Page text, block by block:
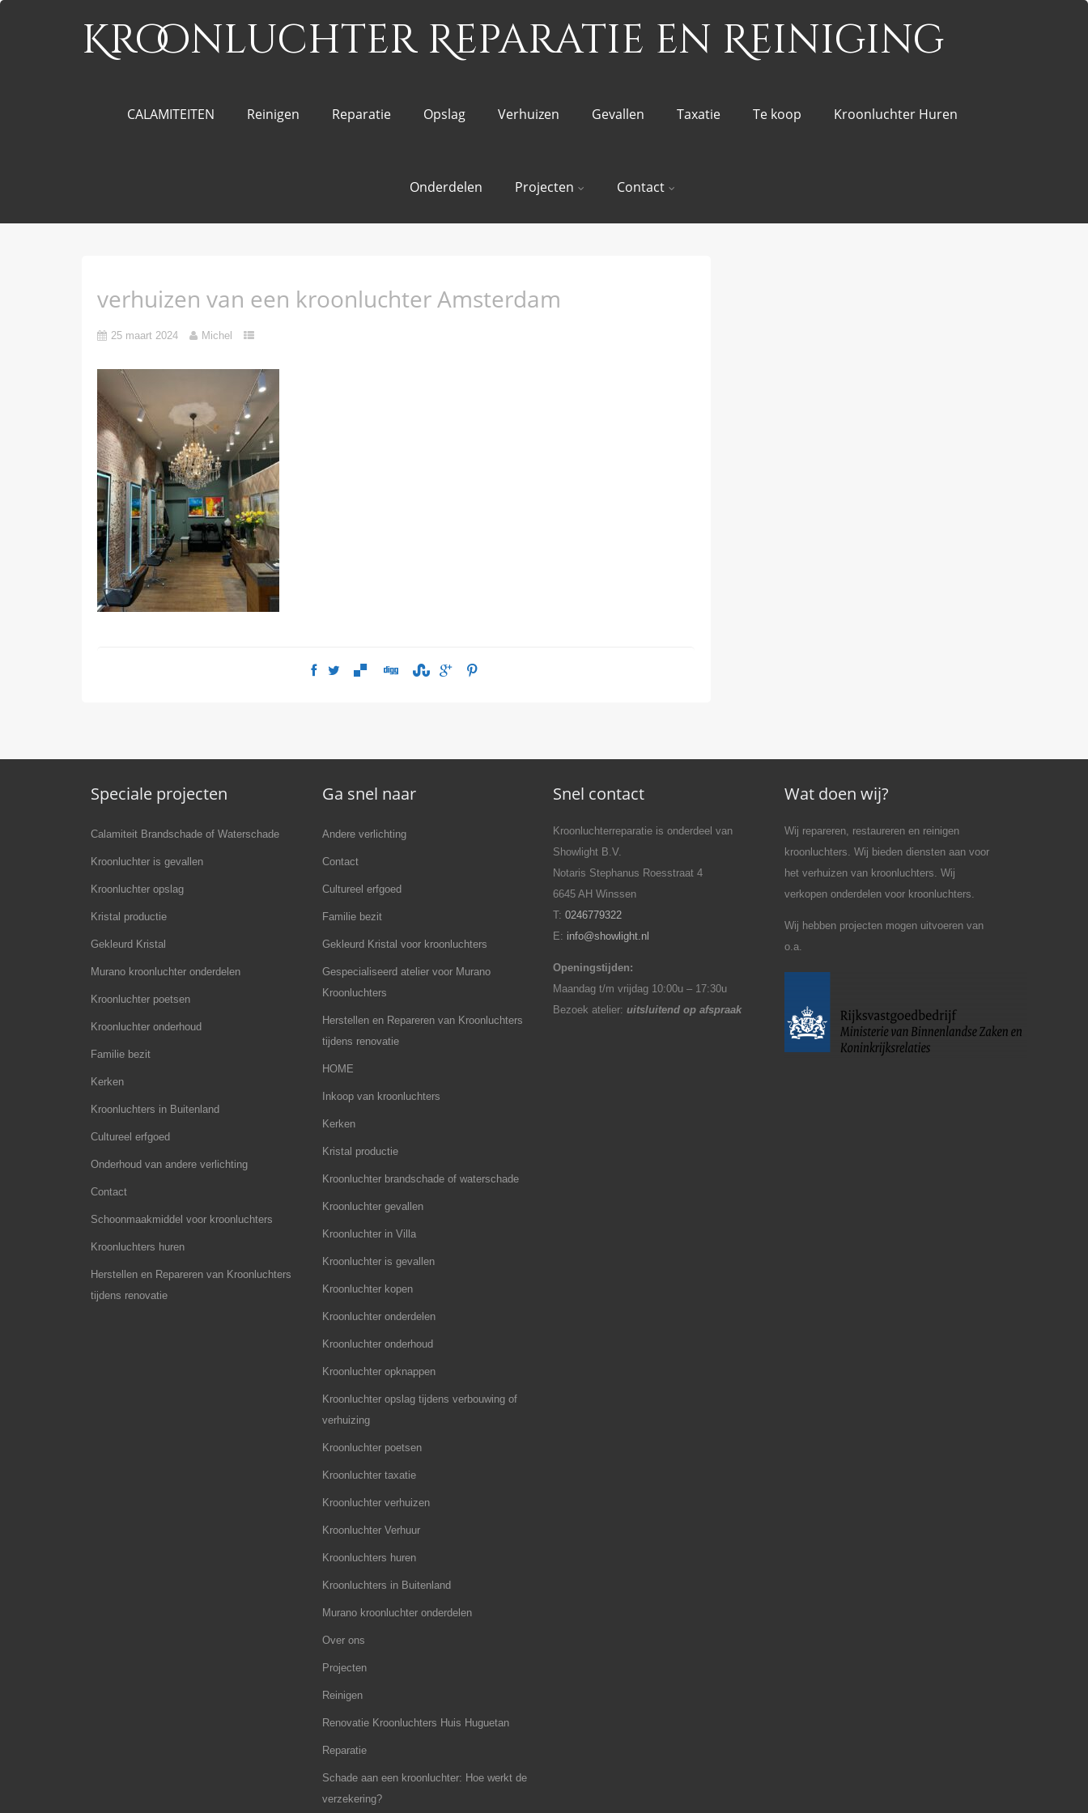
Kroonluchter Reparatie en Reiniging
CALAMITEITEN Reinigen Reparatie Opslag Verhuizen Gevallen Taxatie Te koop Kroonluchter Huren
Onderdelen Projecten Contact
verhuizen van een kroonluchter Amsterdam
25 maart 2024 Michel
Speciale projecten
Calamiteit Brandschade of Waterschade
Kroonluchter is gevallen
Kroonluchter opslag
Kristal productie
Gekleurd Kristal
Murano kroonluchter onderdelen
Kroonluchter poetsen
Kroonluchter onderhoud
Familie bezit
Kerken
Kroonluchters in Buitenland
Cultureel erfgoed
Onderhoud van andere verlichting
Contact
Schoonmaakmiddel voor kroonluchters
Kroonluchters huren
Herstellen en Repareren van Kroonluchters
tijdens renovatie
Ga snel naar
Andere verlichting
Contact
Cultureel erfgoed
Familie bezit
Gekleurd Kristal voor kroonluchters
Gespecialiseerd atelier voor Murano
Kroonluchters
Herstellen en Repareren van Kroonluchters
tijdens renovatie
HOME
Inkoop van kroonluchters
Kerken
Kristal productie
Kroonluchter brandschade of waterschade
Kroonluchter gevallen
Kroonluchter in Villa
Kroonluchter is gevallen
Kroonluchter kopen
Kroonluchter onderdelen
Kroonluchter onderhoud
Kroonluchter opknappen
Kroonluchter opslag tijdens verbouwing of
verhuizing
Kroonluchter poetsen
Kroonluchter taxatie
Kroonluchter verhuizen
Kroonluchter Verhuur
Kroonluchters huren
Kroonluchters in Buitenland
Murano kroonluchter onderdelen
Over ons
Projecten
Reinigen
Renovatie Kroonluchters Huis Huguetan
Reparatie
Schade aan een kroonluchter: Hoe werkt de
verzekering?
Snel contact
Kroonluchterreparatie is onderdeel van
Showlight B.V.
Notaris Stephanus Roesstraat 4
6645 AH Winssen
T:0246779322
E: info@showlight.nl
Openingstijden:
Maandag t/m vrijdag 10:00u – 17:30u
Bezoek atelier:uitsluitend op afspraak
Wat doen wij?
Wij repareren, restaureren en reinigen
kroonluchters. Wij bieden diensten aan voor
het verhuizen van kroonluchters. Wij
verkopen onderdelen voor kroonluchters.
Wij hebben projecten mogen uitvoeren van
o.a.